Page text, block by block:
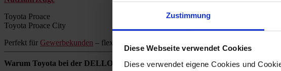
Zustimmung
Diese Webseite verwendet Cookies
Diese verwendet eigene Cookies und
Toyota Proace
Toyota Proace City
Perfekt für Gewerbekunden – flexibel, zuverlässig und wirtschaftlich.
Warum Toyota bei der DELLO GRUPPE kaufen?